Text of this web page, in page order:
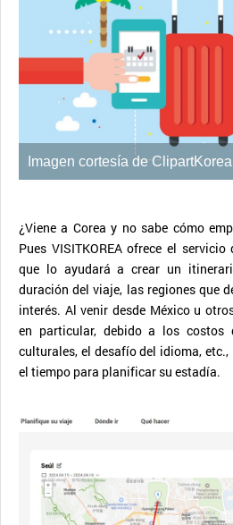
Imagen cortesía de ClipartKorea
¿Viene a Corea y no sabe cómo
Pues VISITKOREA ofrece el
que lo ayudará a crear un
duración del viaje, las regiones que
interés. Al venir desde México u
en particular, debido a los costos
culturales, el desafío del idioma,
el tiempo para planificar su estadía.